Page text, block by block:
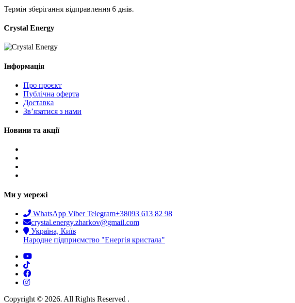
Термін зберігання відправлення 6 днів.
Crystal Energy
Інформація
Про проєкт
Публічна оферта
Доставка
Зв’язатися з нами
Новини та акції
Ми у мережі
WhatsApp Viber Telegram+38093 613 82 98
crystal.energy.zharkov@gmail.com
Україна, Київ
Народне підприємство "Енергія кристала"
Copyright © 2026. All Rights Reserved .